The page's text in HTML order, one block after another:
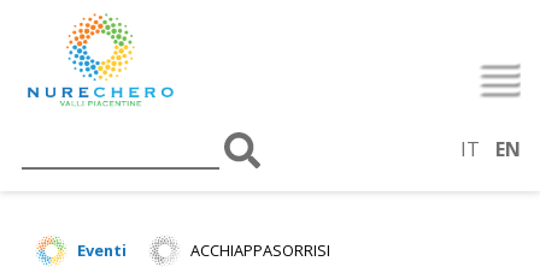
IT EN
Eventi ACCHIAPPASORRISI